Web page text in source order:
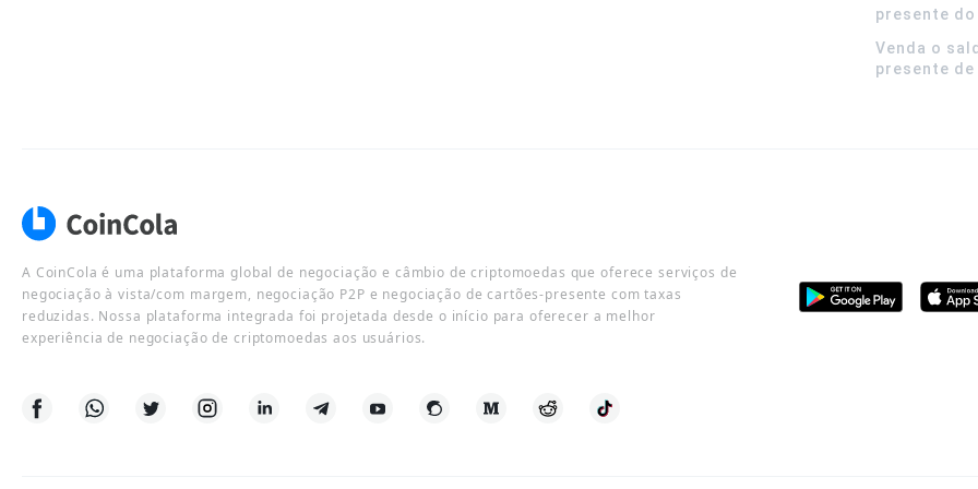
presente do
Venda o
presente de
A CoinCola é uma plataforma global de negociação e câmbio de criptomoedas que oferece serviços de
negociação à vista/com margem, negociação P2P e negociação de cartões-presente com taxas
reduzidas. Nossa plataforma integrada foi projetada desde o início para oferecer a melhor
experiência de negociação de criptomoedas aos usuários.